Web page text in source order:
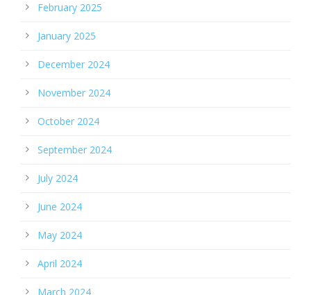
February 2025
January 2025
December 2024
November 2024
October 2024
September 2024
July 2024
June 2024
May 2024
April 2024
March 2024